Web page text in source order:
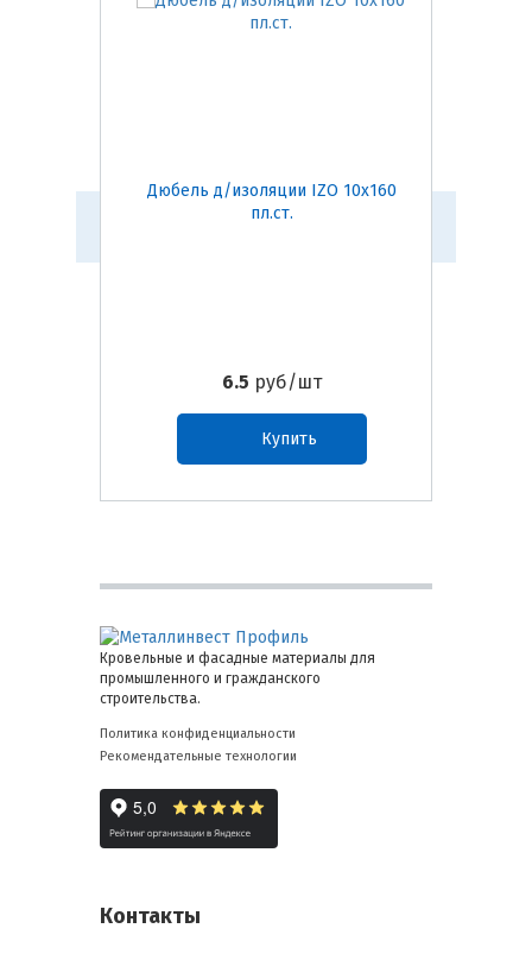
Дюбель д/изоляции IZO 10х160
пл.ст.
6.5 руб/шт
Купить
Кровельные и фасадные материалы для
промышленного и гражданского
строительства.
Политика конфиденциальности
Рекомендательные технологии
Контакты